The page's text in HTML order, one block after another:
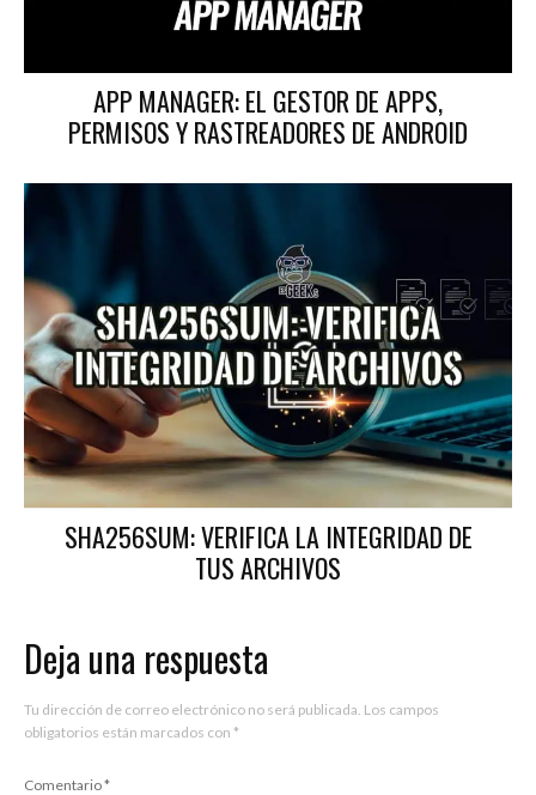
APP MANAGER: EL GESTOR DE APPS,
PERMISOS Y RASTREADORES DE ANDROID
SHA256SUM: VERIFICA LA INTEGRIDAD DE
TUS ARCHIVOS
Deja una respuesta
Tu dirección de correo electrónico no será publicada. Los campos
obligatorios están marcados con *
Comentario*